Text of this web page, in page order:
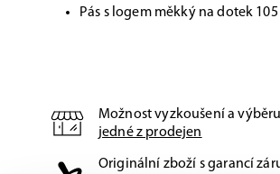
Pás s logem měkký na dotek 105
Možnost vyzkoušení a
jedné z prodejen
Originální zboží s garancí